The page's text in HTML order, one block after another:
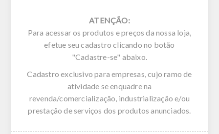
ATENÇÃO:
Para acessar os produtos e preços da nossa loja,
efetue seu cadastro clicando no botão
"Cadastre-se" abaixo.
Cadastro exclusivo para empresas, cujo ramo de
atividade se enquadre na
revenda/comercialização, industrialização e/ou
prestação de serviços dos produtos anunciados.